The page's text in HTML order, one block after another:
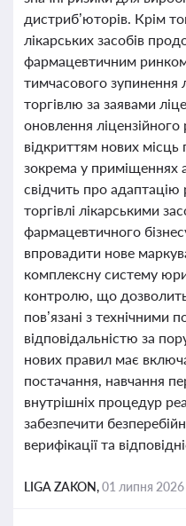
дистриб’юторів. Крім
лікарських засобів
фармацевтичним
тимчасового зупинення
торгівлю за заявами
оновлення ліцензійного
відкриттям нових місць
зокрема у приміщеннях
свідчить про
торгівлі лікарськими
фармацевтичного
впровадити нове
комплексну систему
контролю, що дозволить
пов’язані з технічними
відповідальністю за
нових правил має
постачання, навчання
внутрішніх процедур
забезпечити
верифікації та
LIGA ZAKON,01 липня 2026